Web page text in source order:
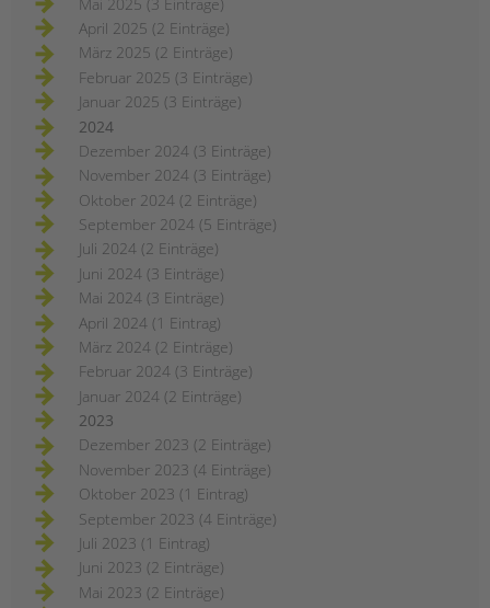
April 2025 (2 Einträge)
März 2025 (2 Einträge)
Februar 2025 (3 Einträge)
Januar 2025 (3 Einträge)
2024
Dezember 2024 (3 Einträge)
November 2024 (3 Einträge)
Oktober 2024 (2 Einträge)
September 2024 (5 Einträge)
Juli 2024 (2 Einträge)
Juni 2024 (3 Einträge)
Mai 2024 (3 Einträge)
April 2024 (1 Eintrag)
März 2024 (2 Einträge)
Februar 2024 (3 Einträge)
Januar 2024 (2 Einträge)
2023
Dezember 2023 (2 Einträge)
November 2023 (4 Einträge)
Oktober 2023 (1 Eintrag)
September 2023 (4 Einträge)
Juli 2023 (1 Eintrag)
Juni 2023 (2 Einträge)
Mai 2023 (2 Einträge)